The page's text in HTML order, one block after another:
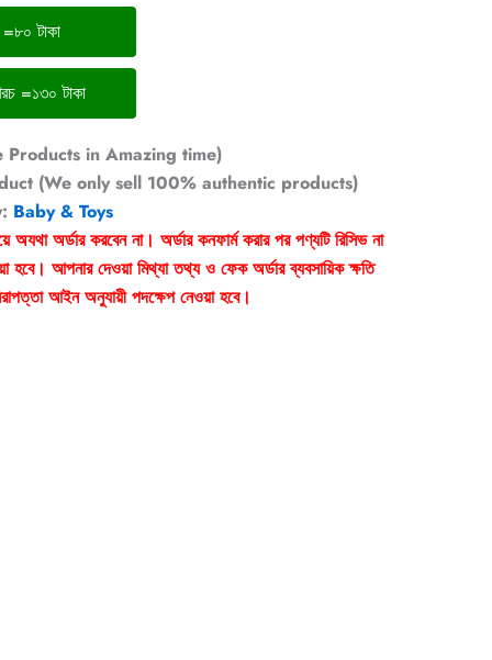
=৮০ টাকা
ঢাকার বাইরের ডেলিভারি খরচ =১৩০ টাকা
Products in Amazing time)
(We only sell 100% authentic products)
Baby & Toys
অযথা অর্ডার করবেন না। অর্ডার কনফার্ম করার পর পণ্যটি রিসিভ না
হবে। আপনার দেওয়া মিথ্যা তথ্য ও ফেক অর্ডার ব্যবসায়িক ক্ষতি
আইন অনুযায়ী পদক্ষেপ নেওয়া হবে।